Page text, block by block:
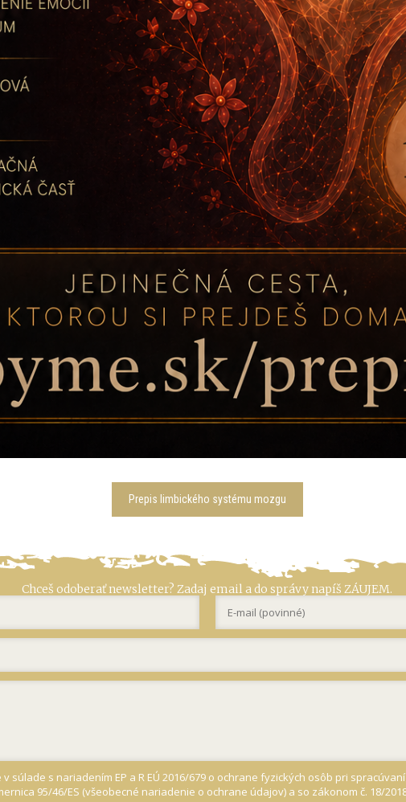
Prepis limbického systému mozgu
Chceš odoberať newsletter? Zadaj email a do správy napíš ZÁUJEM.
súlade s nariadením EP a R EÚ 2016/679 o ochrane fyzických osôb pri
95/46/ES (všeobecné nariadenie o ochrane údajov) a so zákonom č. 18/